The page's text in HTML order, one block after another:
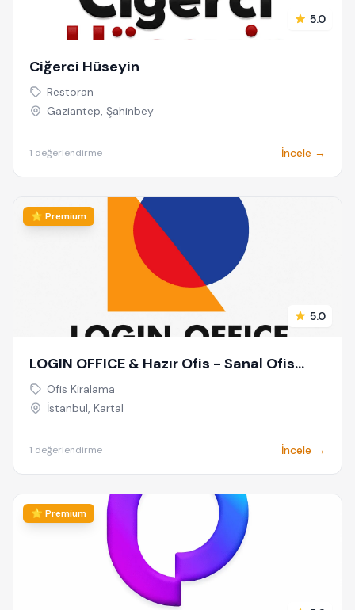
5.0
Ciğerci Hüseyin
Restoran
Gaziantep, Şahinbey
1 değerlendirme İncele →
⭐ Premium
5.0
LOGIN OFFICE & Hazır Ofis - Sanal Ofis
İstanbul
Ofis Kiralama
İstanbul, Kartal
1 değerlendirme İncele →
⭐ Premium